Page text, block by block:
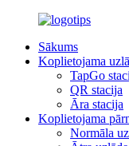
Sākums
Koplietojama
TapGo
QR stacija
Āra stacija
Koplietojama
Normāla